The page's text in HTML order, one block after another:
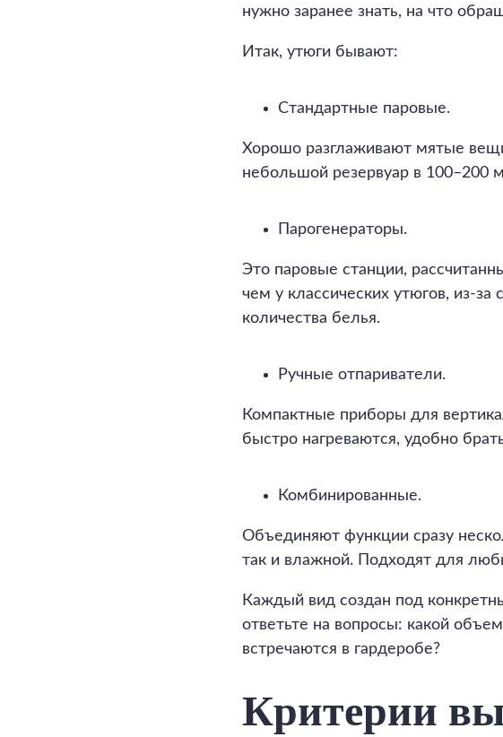
нужно заранее знать, на что
Итак, утюги бывают:
Стандартные паровые.
Хорошо разглаживают мятые
небольшой резервуар в 100–200
Парогенераторы.
Это паровые станции,
чем у классических утюгов, из-
количества белья.
Ручные отпариватели.
Компактные приборы для
быстро нагреваются, удобно
Комбинированные.
Объединяют функции сразу
так и влажной. Подходят для
Каждый вид создан под
ответьте на вопросы: какой
встречаются в гардеробе?
Критерии